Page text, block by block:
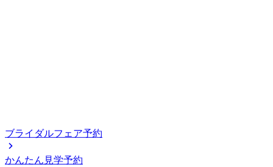
ブライダルフェア予約
かんたん見学予約